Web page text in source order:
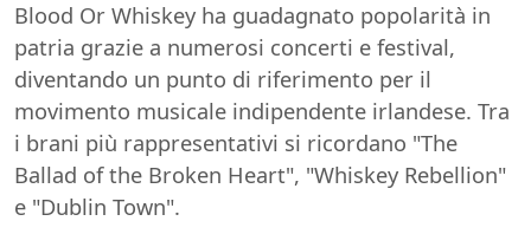
Blood Or Whiskey ha guadagnato popolarità in
patria grazie a numerosi concerti e festival,
diventando un punto di riferimento per il
movimento musicale indipendente irlandese. Tra
i brani più rappresentativi si ricordano "The
Ballad of the Broken Heart", "Whiskey Rebellion"
e "Dublin Town".